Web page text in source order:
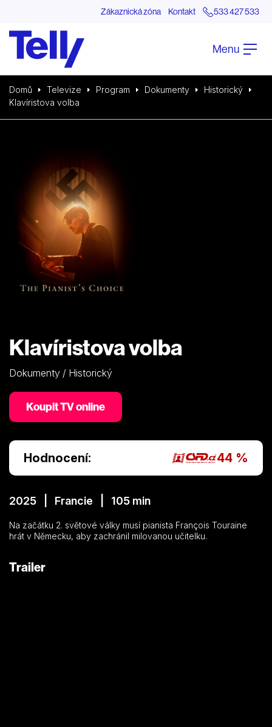
Zákaznická zóna Kontakt 533 427 533
Menu
Domů Televize Program Dokumenty
Historický
Klavíristova volba
Klavíristova volba
Dokumenty / Historický
Koupit TV online
Hodnocení: 44 %
2025 | Francie | 105 min
Na začátku 2. světové války musí pianista François Touraine
hrát v Německu, aby zachránil milovanou učitelku.
Trailer